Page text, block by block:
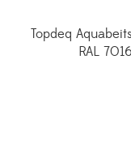
Topdeq
RAL 7016